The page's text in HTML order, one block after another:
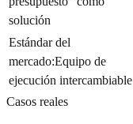
solución
Estándar del
mercado:Equipo de
ejecución intercambiable
Casos reales